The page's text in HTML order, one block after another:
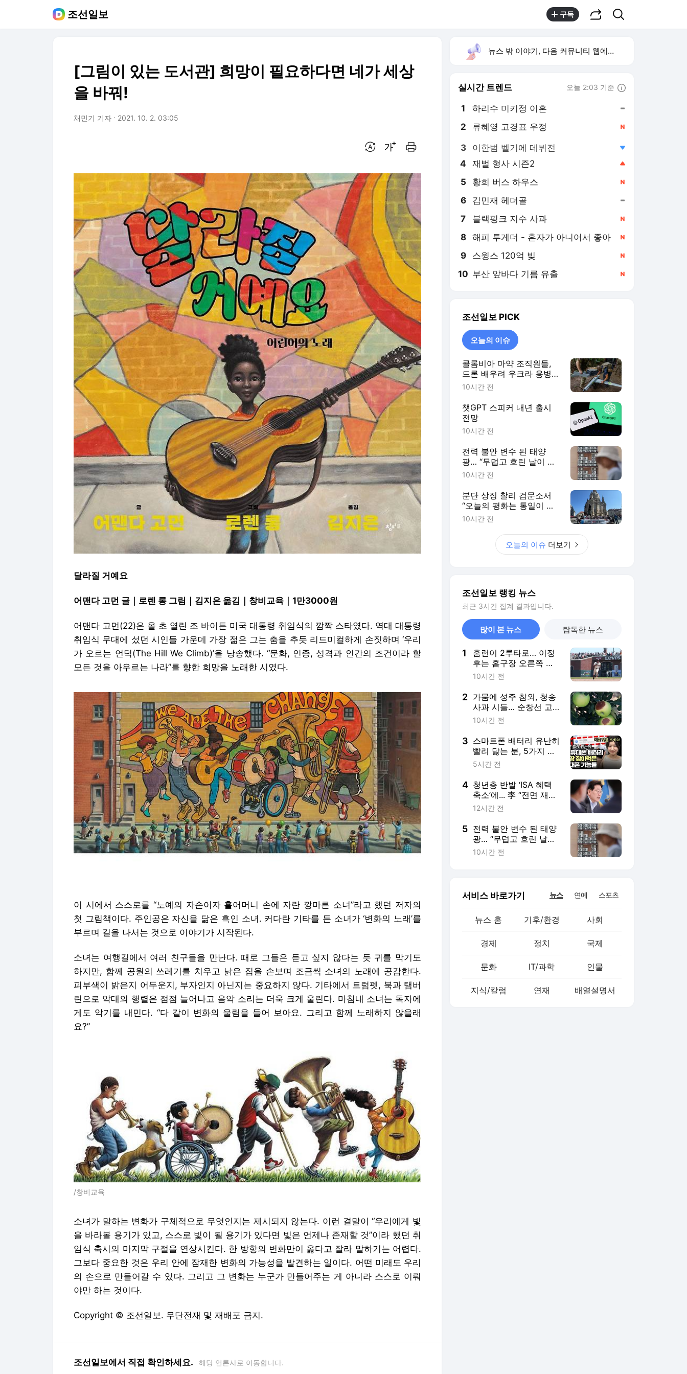
조선일보 구독
[그림이 있는 도서관] 희망이 필요하다면 네가 세상
을 바꿔!
채민기 기자 2021. 10. 2. 03:05
달라질 거예요
어맨다 고먼 글｜로렌 롱 그림｜김지은 옮김｜창비교육｜1만3000원
어맨다 고먼(22)은 올 초 열린 조 바이든 미국 대통령 취임식의 깜짝 스타였다. 역대 대통령
취임식 무대에 섰던 시인들 가운데 가장 젊은 그는 춤을 추듯 리드미컬하게 손짓하며 ‘우리
가 오르는 언덕(The Hill We Climb)’을 낭송했다. “문화, 인종, 성격과 인간의 조건이라 할
모든 것을 아우르는 나라”를 향한 희망을 노래한 시였다.
이 시에서 스스로를 “노예의 자손이자 홀어머니 손에 자란 깡마른 소녀”라고 했던 저자의
첫 그림책이다. 주인공은 자신을 닮은 흑인 소녀. 커다란 기타를 든 소녀가 ‘변화의 노래’를
부르며 길을 나서는 것으로 이야기가 시작된다.
소녀는 여행길에서 여러 친구들을 만난다. 때로 그들은 듣고 싶지 않다는 듯 귀를 막기도
하지만, 함께 공원의 쓰레기를 치우고 낡은 집을 손보며 조금씩 소녀의 노래에 공감한다.
피부색이 밝은지 어두운지, 부자인지 아닌지는 중요하지 않다. 기타에서 트럼펫, 북과 탬버
린으로 악대의 행렬은 점점 늘어나고 음악 소리는 더욱 크게 울린다. 마침내 소녀는 독자에
게도 악기를 내민다. “다 같이 변화의 울림을 들어 보아요. 그리고 함께 노래하지 않을래
요?”
/창비교육
소녀가 말하는 변화가 구체적으로 무엇인지는 제시되지 않는다. 이런 결말이 “우리에게 빛
을 바라볼 용기가 있고, 스스로 빛이 될 용기가 있다면 빛은 언제나 존재할 것”이라 했던 취
임식 축시의 마지막 구절을 연상시킨다. 한 방향의 변화만이 옳다고 잘라 말하기는 어렵다.
그보다 중요한 것은 우리 안에 잠재한 변화의 가능성을 발견하는 일이다. 어떤 미래도 우리
의 손으로 만들어갈 수 있다. 그리고 그 변화는 누군가 만들어주는 게 아니라 스스로 이뤄
야만 하는 것이다.
Copyright © 조선일보. 무단전재 및 재배포 금지.
조선일보에서 직접 확인하세요. 해당 언론사로 이동합니다.
뉴스 밖 이야기, 다음 커뮤니티 웹에서 보기
실시간 트렌드 오늘 2:03 기준
1 하리수 미키정 이혼
2 류혜영 고경표 우정
3 이한범 벨기에 데뷔전
4 재벌 형사 시즌2
5 황희 버스 하우스
6 김민재 헤더골
7 블랙핑크 지수 사과
8 해피 투게더 - 혼자가 아니어서 좋아
9 스윙스 120억 빚
10 부산 앞바다 기름 유출
조선일보 PICK
오늘의 이슈
콜롬비아 마약 조직원들,
드론 배우려 우크라 용병
입대
10시간 전
챗GPT 스피커 내년 출시
전망
10시간 전
전력 불안 변수 된 태양
광… “무덥고 흐린 날이 가
장 걱정”
10시간 전
분단 상징 찰리 검문소서
“오늘의 평화는 통일이 준
선물”
10시간 전
오늘의 이슈 더보기
조선일보 랭킹 뉴스
최근 3시간 집계 결과입니다.
많이 본 뉴스 탐독한 뉴스
1
홈런이 2루타로… 이정
후는 홈구장 오른쪽 담
장이 밉다
10시간 전
2 가뭄에 성주 참외, 청송
사과 시들… 순창선 고
추 농사 직격탄
10시간 전
3 스마트폰 배터리 유난히
빨리 닳는 분, 5가지 해
결 방법
5시간 전
4 청년층 반발 ‘ISA 혜택
축소’에... 李 “전면 재검
토하라” 질타
12시간 전
5 전력 불안 변수 된 태양
광… “무덥고 흐린 날이
가장 걱정”
10시간 전
서비스 바로가기 뉴스 연예 스포츠
뉴스 홈 기후/환경 사회
경제 정치 국제
문화 IT/과학 인물
지식/칼럼 연재 배열설명서